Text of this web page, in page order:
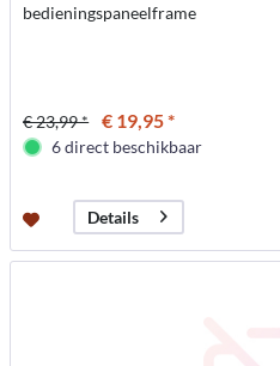
bedieningspaneelframe
€ 23,99 * € 19,95 *
6 direct beschikbaar
Details